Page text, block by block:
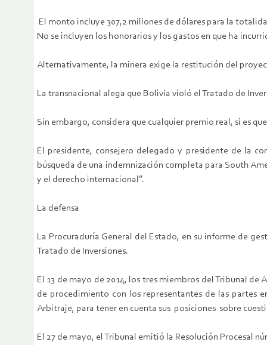
El monto incluye 307,2 millones de dólares para la
No se incluyen los honorarios y los gastos en que ha
Alternativamente, la minera exige la restitución del
La transnacional alega que Bolivia violó el Tratado de
Sin embargo, considera que cualquier premio real, si es
El presidente, consejero delegado y presidente de la
búsqueda de una indemnización completa para South
y el derecho internacional”.
La defensa
La Procuraduría General del Estado, en su informe de
Tratado de Inversiones.
El 13 de mayo de 2014, los tres miembros del Tribunal
de procedimiento con los representantes de las partes
Arbitraje, para tener en cuenta sus posiciones sobre
El 27 de mayo, el Tribunal emitió la Resolución Procesal